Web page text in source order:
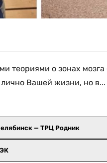
теориями о зонах
Вашей жизни, но в...
— ТРЦ Родник